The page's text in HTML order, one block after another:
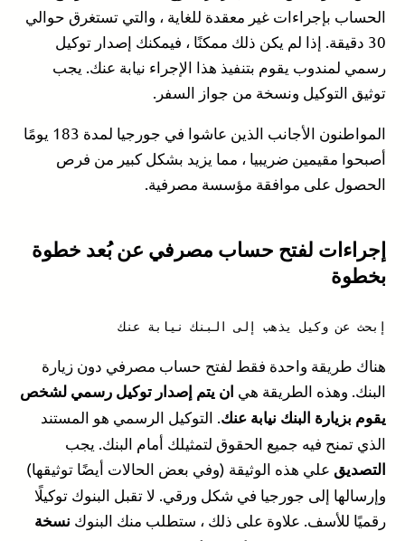
الحساب بإجراءات غير معقدة للغاية ، والتي تستغرق حوالي
30 دقيقة. إذا لم يكن ذلك ممكنًا ، فيمكنك إصدار توكيل
رسمي لمندوب يقوم بتنفيذ هذا الإجراء نيابة عنك. يجب
توثيق التوكيل ونسخة من جواز السفر.
المواطنون الأجانب الذين عاشوا في جورجيا لمدة 183 يومًا
أصبحوا مقيمين ضريبيا ، مما يزيد بشكل كبير من فرص
الحصول على موافقة مؤسسة مصرفية.
إجراءات لفتح حساب مصرفي عن بُعد خطوة
بخطوة
إبحث عن وكيل يذهب إلى البنك نيابة عنك
هناك طريقة واحدة فقط لفتح حساب مصرفي دون زيارة
البنك. وهذه الطريقة هي ان يتم إصدار توكيل رسمي لشخص
يقوم بزيارة البنك نيابة عنك. التوكيل الرسمي هو المستند
الذي تمنح فيه جميع الحقوق لتمثيلك أمام البنك. يجب
التصديقعلي هذه الوثيقة (وفي بعض الحالات أيضًا توثيقها)
وإرسالها إلى جورجيا في شكل ورقي. لا تقبل البنوك توكيلًا
رقميًا للأسف. علاوة على ذلك ، ستطلب منك البنوكنسخة